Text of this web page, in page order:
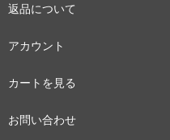
返品について
アカウント
カートを見る
お問い合わせ